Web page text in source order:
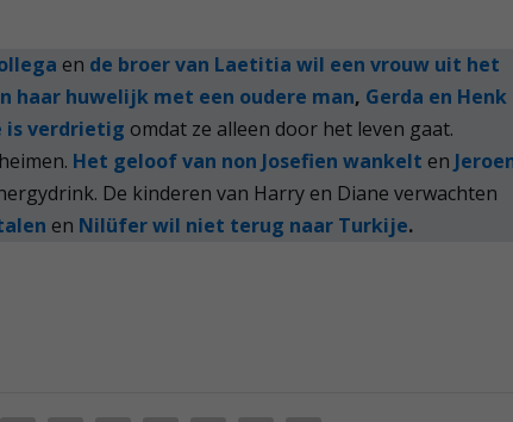
en de broer van Laetitia wil een vrouw uit het
haar huwelijk met een oudere man, Gerda en Henk
is verdrietig omdat ze alleen door het leven gaat.
Het geloof van non Josefien wankelt en
De kinderen van Harry en Diane verwachten
en Nilüfer wil niet terug naar Turkije.